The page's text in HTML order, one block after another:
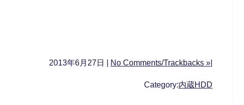
2013年6月27日 | No Comments/Trackbacks »
Category:内蔵HDD